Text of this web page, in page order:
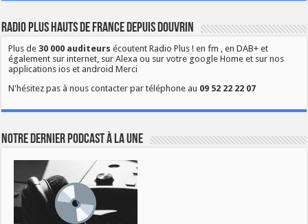
Radio Plus Hauts de France depuis Douvrin
Plus de30 000 auditeurs écoutent Radio Plus ! en fm , en DAB+ et
également sur internet, sur Alexa ou sur votre google Home et sur nos
applications ios et android Merci
N'hésitez pas à nous contacter par téléphone au 09 52 22 22 07
Notre dernier podcast à la une